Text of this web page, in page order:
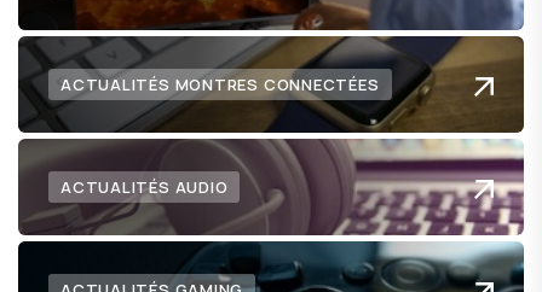
ACTUALITÉS MONTRES CONNECTÉES
ACTUALITÉS AUDIO